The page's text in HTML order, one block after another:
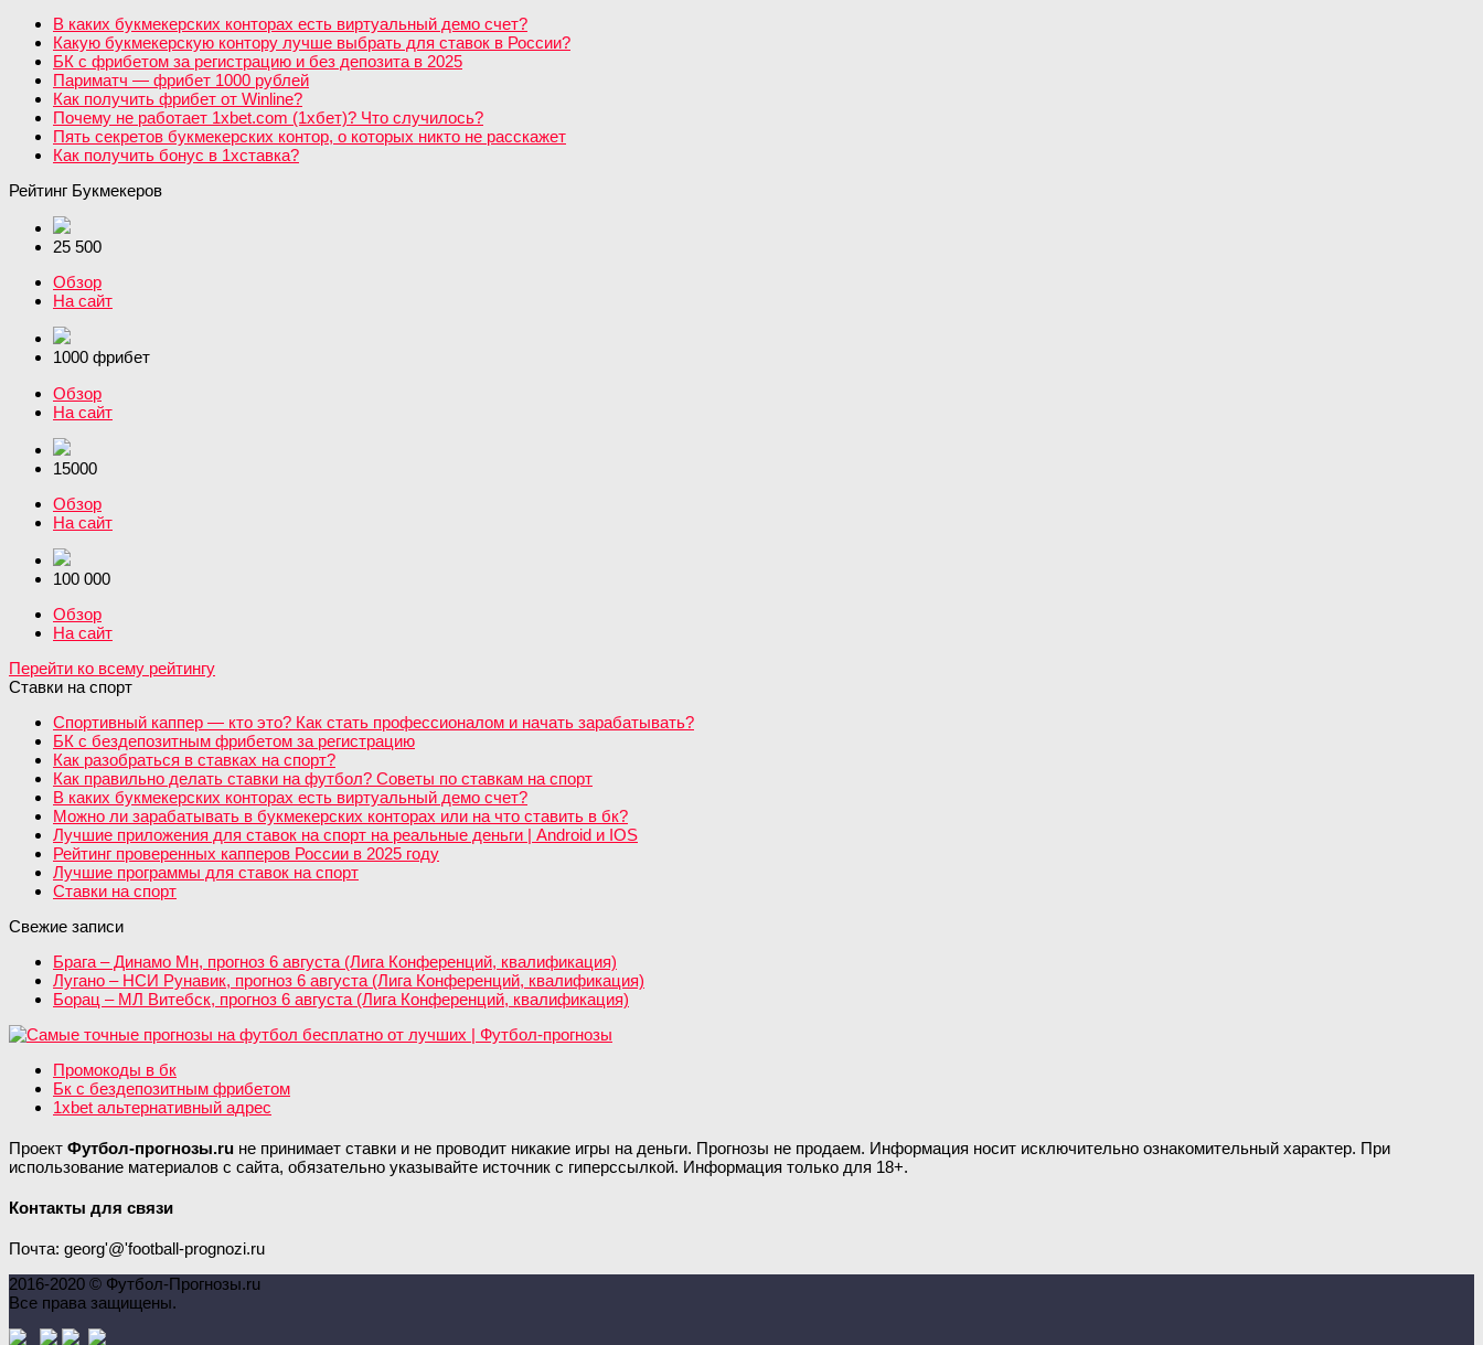
В каких букмекерских конторах есть виртуальный демо счет?
Какую букмекерскую контору лучше выбрать для ставок в России?
БК с фрибетом за регистрацию и без депозита в 2025
Париматч — фрибет 1000 рублей
Как получить фрибет от Winline?
Почему не работает 1xbet.com (1хбет)? Что случилось?
Пять секретов букмекерских контор, о которых никто не расскажет
Как получить бонус в 1хставка?
Рейтинг Букмекеров
25 500
Обзор
На сайт
1000 фрибет
Обзор
На сайт
15000
Обзор
На сайт
100 000
Обзор
На сайт
Перейти ко всему рейтингу
Ставки на спорт
Спортивный каппер — кто это? Как стать профессионалом и начать зарабатывать?
БК с бездепозитным фрибетом за регистрацию
Как разобраться в ставках на спорт?
Как правильно делать ставки на футбол? Советы по ставкам на спорт
В каких букмекерских конторах есть виртуальный демо счет?
Можно ли зарабатывать в букмекерских конторах или на что ставить в бк?
Лучшие приложения для ставок на спорт на реальные деньги | Android и IOS
Рейтинг проверенных капперов России в 2025 году
Лучшие программы для ставок на спорт
Ставки на спорт
Свежие записи
Брага – Динамо Мн, прогноз 6 августа (Лига Конференций, квалификация)
Лугано – НСИ Рунавик, прогноз 6 августа (Лига Конференций, квалификация)
Борац – МЛ Витебск, прогноз 6 августа (Лига Конференций, квалификация)
Промокоды в бк
Бк с бездепозитным фрибетом
1xbet альтернативный адрес
Проект Футбол-прогнозы.ru не принимает ставки и не проводит никакие игры на деньги. Прогнозы не продаем. Информация носит исключительно ознакомительный характер. При
использование материалов с сайта, обязательно указывайте источник с гиперссылкой. Информация только для 18+.
Контакты для связи
Почта: georg'@'football-prognozi.ru
2016-2020 © Футбол-Прогнозы.ru
Все права защищены.